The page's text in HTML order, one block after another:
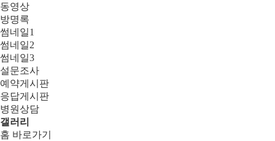
동영상
방명록
썸네일1
썸네일2
썸네일3
설문조사
예약게시판
응답게시판
병원상담
갤러리
홈 바로가기